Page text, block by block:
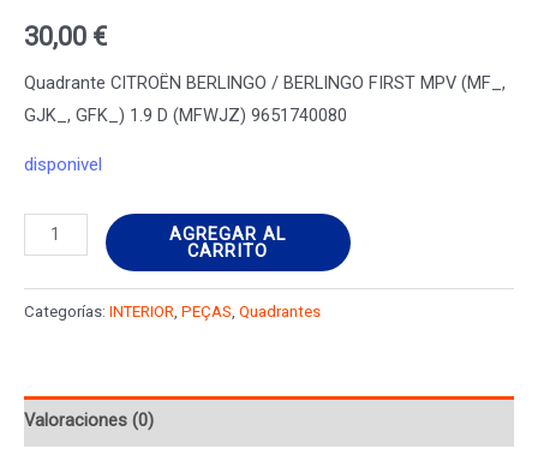
30,00 €
Quadrante CITROËN BERLINGO / BERLINGO FIRST MPV (MF_,
GJK_, GFK_) 1.9 D (MFWJZ) 9651740080
disponivel
Quadrante
CITROËN
BERLINGO
MPV
AGREGAR AL
CARRITO
Categorías: INTERIOR PEÇAS Quadrantes
Valoraciones (0)